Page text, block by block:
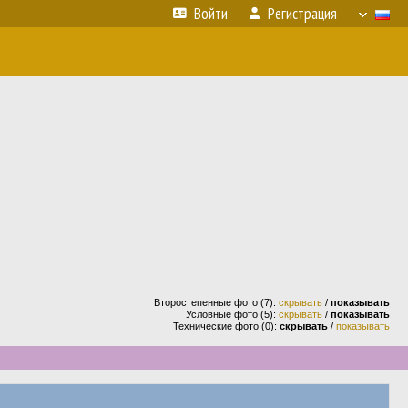
Войти Регистрация
Второстепенные фото (7): скрывать / показывать
Условные фото (5): скрывать / показывать
Технические фото (0): скрывать / показывать